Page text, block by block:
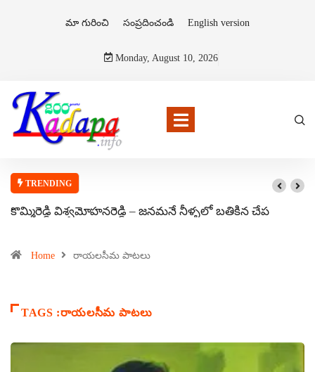
మా గురించి సంప్రదించండి English version
Monday, August 10, 2026
TRENDING
కొమ్మిరెడ్డి విశ్వమోహనరెడ్డి – జనమనే నీళ్ళలో బతికిన చేప
Home రాయలసీమ పాటలు
TAGS :రాయలసీమ పాటలు